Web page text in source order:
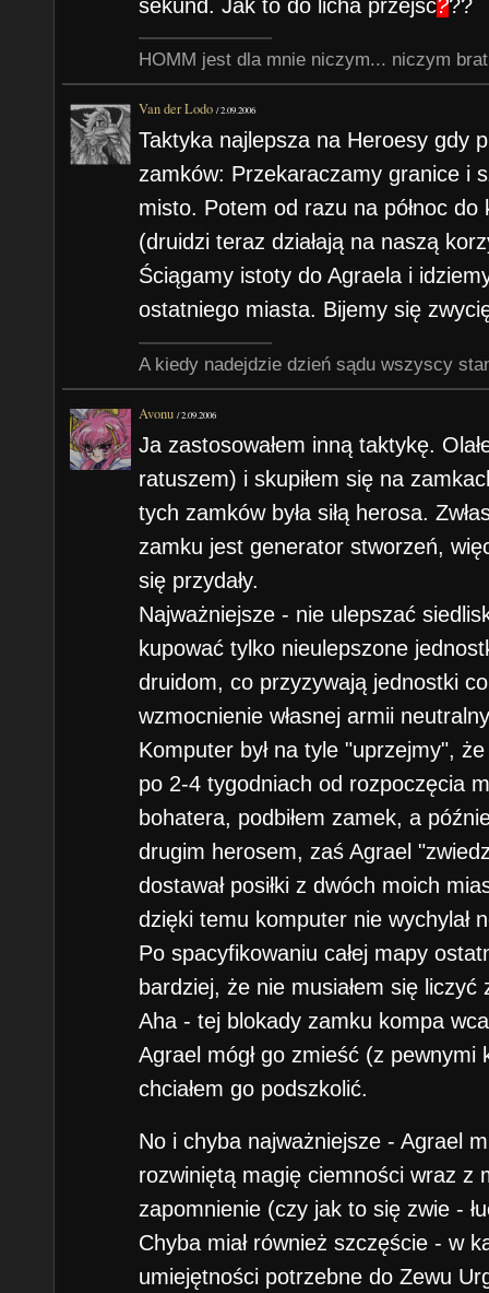
sekund. Jak to do licha przejsc???
HOMM jest dla mnie niczym... niczym brat
Van der Lodo /2.09.2006
Taktyka najlepsza na Heroesy gdy
zamków: Przekaraczamy granice i
misto. Potem od razu na północ
(druidzi teraz działają na naszą
Ściągamy istoty do Agraela i
ostatniego miasta. Bijemy się
A kiedy nadejdzie dzień sądu wszyscy
Avonu /2.09.2006
Ja zastosowałem inną taktykę.
ratuszem) i skupiłem się na
tych zamków była siłą herosa.
zamku jest generator stworzeń,
się przydały.
Najważniejsze - nie ulepszać
kupować tylko nieulepszone
druidom, co przyzywają jednostki
wzmocnienie własnej armii
Komputer był na tyle "uprzejmy",
po 2-4 tygodniach od rozpoczęcia
bohatera, podbiłem zamek, a
drugim herosem, zaś Agrael
dostawał posiłki z dwóch moich
dzięki temu komputer nie wychylał
Po spacyfikowaniu całej mapy
bardziej, że nie musiałem się
Aha - tej blokady zamku kompa
Agrael mógł go zmieść (z pewnymi
chciałem go podszkolić.
No i chyba najważniejsze - Agrael
rozwiniętą magię ciemności wraz z
zapomnienie (czy jak to się zwie -
Chyba miał również szczęście - w
umiejętności potrzebne do Zewu